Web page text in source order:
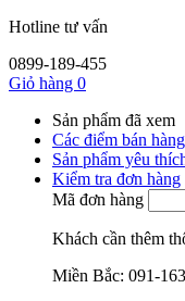
Hotline tư vấn
0899-189-455
Giỏ hàng 0
Sản phẩm đã xem
Các điểm bán hàng
Sản phẩm yêu
Kiểm tra đơn hàng
Mã đơn hàng
Khách cần thêm
Miền Bắc: 091-